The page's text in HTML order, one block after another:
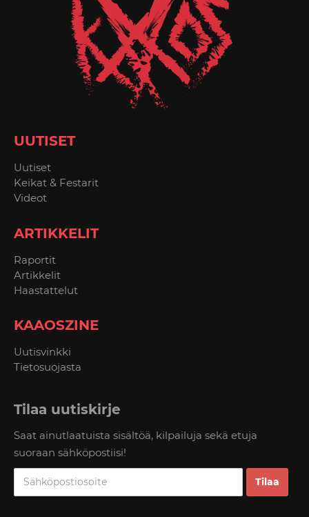
UUTISET
Uutiset
Keikat & Festarit
Videot
ARTIKKELIT
Raportit
Artikkelit
Haastattelut
KAAOSZINE
Uutisvinkki
Tietosuojasta
Tilaa uutiskirje
Saat ainutlaatuista sisältöä, kilpailuja sekä etuja
suoraan sähköpostiisi!